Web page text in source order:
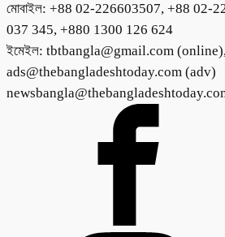
মোবাইল: +88 02-226603507, +88 02-
037 345, +880 1300 126 624
ইমেইল: tbtbangla@gmail.com
ads@thebangladeshtoday.com (adv)